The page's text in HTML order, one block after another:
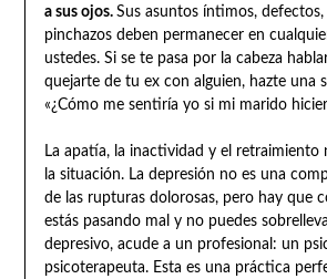
a sus ojos. Sus asuntos íntimos, defectos,
pinchazos deben permanecer en
ustedes. Si se te pasa por la cabeza
quejarte de tu ex con alguien, hazte una
«¿Cómo me sentiría yo si mi marido
La apatía, la inactividad y el retraimiento
la situación. La depresión no es una
de las rupturas dolorosas, pero hay que
estás pasando mal y no puedes
depresivo, acude a un profesional: un
psicoterapeuta. Esta es una práctica